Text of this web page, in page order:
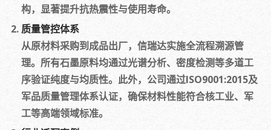
构，显著提升抗热震性与使用寿命。
质量管控体系
从原材料采购到成品出厂，信瑞达实施全流程溯源管
理。所有石墨原料均通过光谱分析、密度检测等多道工
序验证纯度与均质性。此外，公司通过ISO9001:2015及
军品质量管理体系认证，确保材料性能符合核工业、军
工等高端领域标准。